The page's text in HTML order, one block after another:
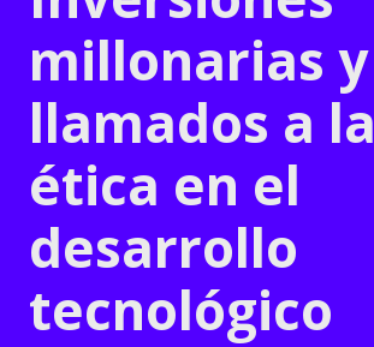
millonarias y
llamados a la
ética en el
desarrollo
tecnológico